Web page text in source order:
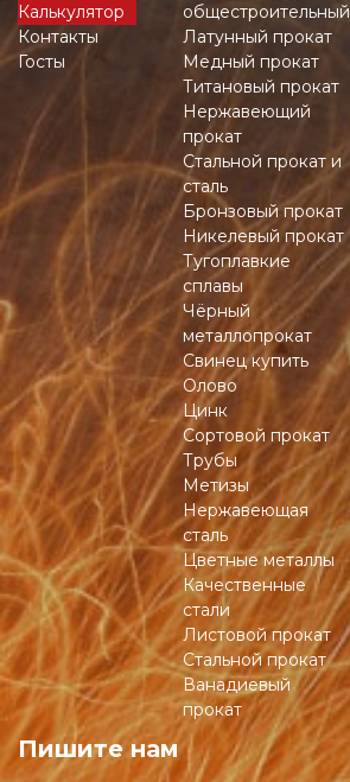
Калькулятор
Контакты
Госты
общестроительный
Латунный прокат
Медный прокат
Титановый прокат
Нержавеющий
прокат
Стальной прокат и
сталь
Бронзовый прокат
Никелевый прокат
Тугоплавкие
сплавы
Чёрный
металлопрокат
Свинец купить
Олово
Цинк
Сортовой прокат
Трубы
Метизы
Нержавеющая
сталь
Цветные металлы
Качественные
стали
Листовой прокат
Стальной прокат
Ванадиевый
прокат
Пишите нам